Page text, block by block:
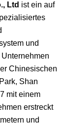
Ltd ist ein auf
und
Chinesischen
Shan
mit einem
erstreckt
und